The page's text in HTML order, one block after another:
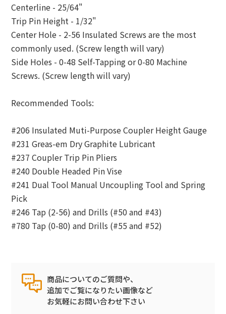
Centerline - 25/64"
Trip Pin Height - 1/32"
Center Hole - 2-56 Insulated Screws are the most
commonly used. (Screw length will vary)
Side Holes - 0-48 Self-Tapping or 0-80 Machine
Screws. (Screw length will vary)
Recommended Tools:
#206 Insulated Muti-Purpose Coupler Height Gauge
#231 Greas-em Dry Graphite Lubricant
#237 Coupler Trip Pin Pliers
#240 Double Headed Pin Vise
#241 Dual Tool Manual Uncoupling Tool and Spring
Pick
#246 Tap (2-56) and Drills (#50 and #43)
#780 Tap (0-80) and Drills (#55 and #52)
商品についてのご質問や、
追加でご覧になりたい画像など
お気軽にお問い合わせ下さい